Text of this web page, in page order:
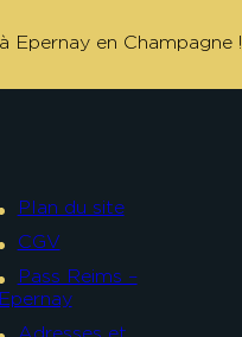
en Champagne !
Plan du site
CGV
Pass Reims –
Epernay